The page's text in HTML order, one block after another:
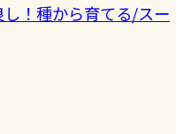
し！種から育てる/スー